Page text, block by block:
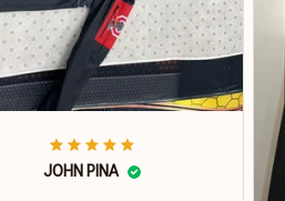
JOHN PINA